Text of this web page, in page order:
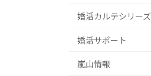
婚活カルテシリーズ
婚活サポート
嵐山情報